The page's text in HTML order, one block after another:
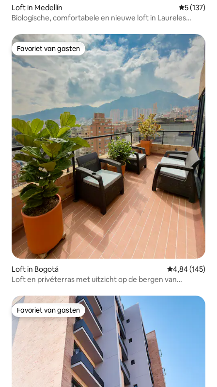
Loft in Medellín
5 (137)
Biologische, comfortabele en nieuwe loft in Laureles
Favoriet van gasten
Favoriet van gasten
Loft in Bogotá Gemiddelde
4,84 (145)
Loft en privéterras met uitzicht op de bergen van
Favoriet van gasten
Favoriet van gasten